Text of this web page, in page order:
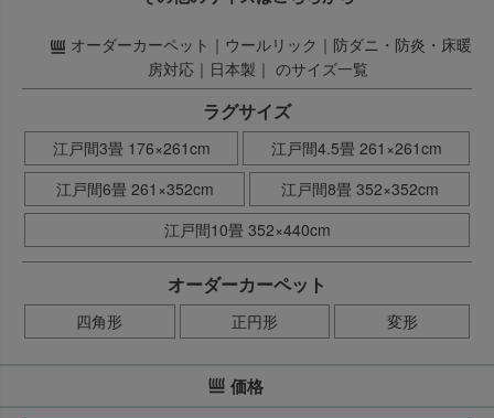
オーダーカーペット｜ウールリック｜防ダニ・防炎・床暖
房対応｜日本製｜ のサイズ一覧
ラグサイズ
江戸間3畳 176×261cm
江戸間4.5畳 261×261cm
江戸間6畳 261×352cm
江戸間8畳 352×352cm
江戸間10畳 352×440cm
オーダーカーペット
四角形 正円形 変形
価格